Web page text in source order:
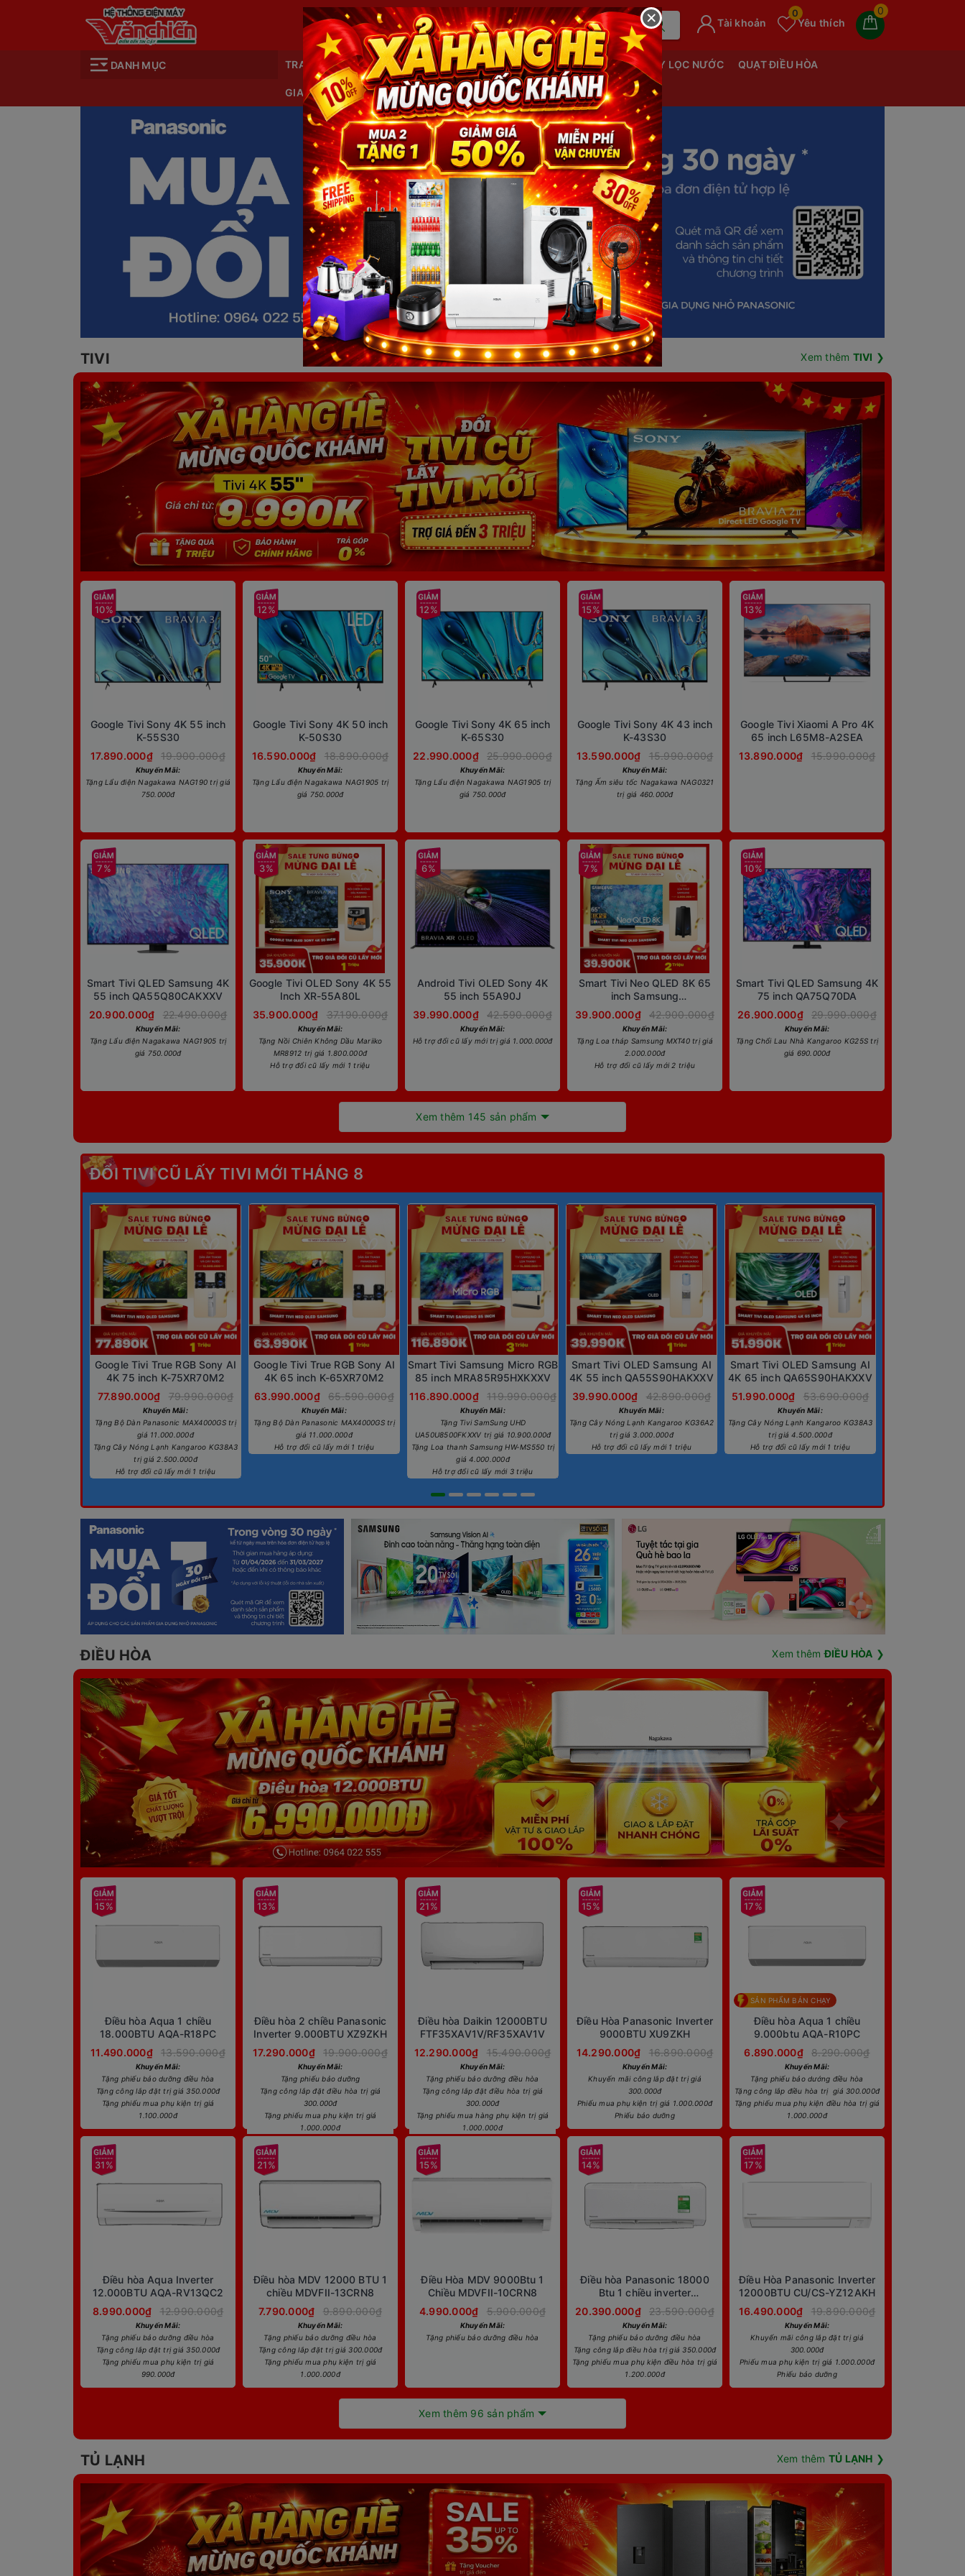
0
Yêu thích
0
Tài khoản
DANH MỤC TRANG CHỦ ĐIỀU HÒA TỦ LẠNH TỦ ĐÔNG TIVI MÁY GIẶT MÁY LỌC NƯỚC QUẠT ĐIỀU HÒA
GIA DỤNG QUẠT MÁY SẤY QUẦN ÁO TIN KHUYẾN MÃI
TIVI Xem thêm TIVI ❯
10%
Google Tivi Sony 4K 55 inch
K-55S30
17.890.000₫
19.900.000₫
Khuyến Mãi:
Tặng Lẩu điện Nagakawa NAG190 trị giá
750.000đ
12%
Google Tivi Sony 4K 50 inch
K-50S30
16.590.000₫
18.890.000₫
Khuyến Mãi:
Tặng Lẩu điện Nagakawa NAG1905 trị
giá 750.000đ
12%
Google Tivi Sony 4K 65 inch
K-65S30
22.990.000₫
25.990.000₫
Khuyến Mãi:
Tặng Lẩu điện Nagakawa NAG1905 trị
giá 750.000đ
15%
Google Tivi Sony 4K 43 inch
K-43S30
13.590.000₫
15.990.000₫
Khuyến Mãi:
Tặng Ấm siêu tốc Nagakawa NAG0321
trị giá 460.000đ
13%
Google Tivi Xiaomi A Pro 4K
65 inch L65M8-A2SEA
13.890.000₫
15.990.000₫
7%
Smart Tivi QLED Samsung 4K
55 inch QA55Q80CAKXXV
20.900.000₫
22.490.000₫
Khuyến Mãi:
Tặng Lẩu điện Nagakawa NAG1905 trị
giá 750.000đ
3%
Google Tivi OLED Sony 4K 55
Inch XR-55A80L
35.900.000₫
37.190.000₫
Khuyến Mãi:
Tặng Nồi Chiên Không Dầu Mariiko
MR8912 trị giá 1.800.000đ
Hỗ trợ đổi cũ lấy mới 1 triệu
6%
Android Tivi OLED Sony 4K
55 inch 55A90J
39.990.000₫
42.590.000₫
Khuyến Mãi:
Hỗ trợ đổi cũ lấy mới trị giá 1.000.000đ
7%
Smart Tivi Neo QLED 8K 65
inch Samsung
QA65QN900AKXXV
39.900.000₫ 42.900.000₫
Khuyến Mãi:
Tặng Loa tháp Samsung MXT40 trị giá
2.000.000đ
Hỗ trợ đổi cũ lấy mới 2 triệu
10%
Smart Tivi QLED Samsung 4K
75 inch QA75Q70DA
26.900.000₫
29.990.000₫
Khuyến Mãi:
Tặng Chổi Lau Nhà Kangaroo KG25S trị
giá 690.000đ
Xem thêm 145 sản phẩm
ĐỔI TIVI CŨ LẤY TIVI MỚI THÁNG 8
Google Tivi True RGB Sony AI
4K 75 inch K-75XR70M2
77.890.000₫
79.990.000₫
Khuyến Mãi:
Tặng Bộ Dàn Panasonic MAX4000GS trị
giá 11.000.000đ
Tặng Cây Nóng Lạnh Kangaroo KG38A3
trị giá 2.500.000đ
Hỗ trợ đổi cũ lấy mới 1 triệu
Google Tivi True RGB Sony AI
4K 65 inch K-65XR70M2
63.990.000₫
65.590.000₫
Khuyến Mãi:
Tặng Bộ Dàn Panasonic MAX4000GS trị
giá 11.000.000đ
Hỗ trợ đổi cũ lấy mới 1 triệu
Smart Tivi Samsung Micro RGB
85 inch MRA85R95HXKXXV
116.890.000₫
119.990.000₫
Khuyến Mãi:
Tặng Tivi SamSung UHD
UA50U8500FKXXV trị giá 10.900.000đ
Tặng Loa thanh Samsung HW-MS550 trị
giá 4.000.000đ
Hỗ trợ đổi cũ lấy mới 3 triệu
Smart Tivi OLED Samsung AI
4K 55 inch QA55S90HAKXXV
39.990.000₫
42.890.000₫
Khuyến Mãi:
Tặng Cây Nóng Lạnh Kangaroo KG36A2
trị giá 3.000.000đ
Hỗ trợ đổi cũ lấy mới 1 triệu
Smart Tivi OLED Samsung AI
4K 65 inch QA65S90HAKXXV
51.990.000₫
53.690.000₫
Khuyến Mãi:
Tặng Cây Nóng Lạnh Kangaroo KG38A3
trị giá 4.500.000đ
Hỗ trợ đổi cũ lấy mới 1 triệu
ĐIỀU HÒA Xem thêmĐIỀU HÒA ❯
15%
Điều hòa Aqua 1 chiều
18.000BTU AQA-R18PC
11.490.000₫
13.590.000₫
Khuyến Mãi:
Tặng phiếu bảo dưỡng điều hòa
Tặng công lắp đặt trị giá 350.000đ
Tặng phiếu mua phụ kiện trị giá
1.100.000đ
13%
Điều hòa 2 chiều Panasonic
Inverter 9.000BTU XZ9ZKH
17.290.000₫
19.900.000₫
Khuyến Mãi:
Tặng phiếu bảo dưỡng
Tặng công lắp đặt điều hòa trị giá
300.000đ
Tặng phiếu mua phụ kiện trị giá
1.000.000đ
21%
Điều hòa Daikin 12000BTU
FTF35XAV1V/RF35XAV1V
12.290.000₫
15.490.000₫
Khuyến Mãi:
Tặng phiếu bảo dưỡng điều hòa
Tặng công lắp đặt điều hòa trị giá
300.000đ
Tặng phiếu mua hàng phụ kiện trị giá
1.000.000đ
15%
Điều Hòa Panasonic Inverter
9000BTU XU9ZKH
14.290.000₫
16.890.000₫
Khuyến Mãi:
Khuyến mãi công lắp đặt trị giá
300.000đ
Phiếu mua phụ kiện trị giá 1.000.000đ
Phiếu bảo dưỡng
17%
SẢN PHẨM BÁN CHẠY
Điều hòa Aqua 1 chiều
9.000btu AQA-R10PC
6.890.000₫
8.290.000₫
Khuyến Mãi:
Tặng phiếu bảo dướng điều hòa
Tặng công lắp điều hòa trị giá 300.000đ
Tặng phiếu mua phụ kiện điều hòa trị giá
1.000.000đ
31%
Điều hòa Aqua Inverter
12.000BTU AQA-RV13QC2
8.990.000₫
12.990.000₫
Khuyến Mãi:
Tặng phiếu bảo dưỡng điều hòa
Tặng công lắp đặt trị giá 350.000đ
Tặng phiếu mua phụ kiện trị giá
990.000đ
21%
Điều hòa MDV 12000 BTU 1
chiều MDVFII-13CRN8
7.790.000₫
9.890.000₫
Khuyến Mãi:
Tặng phiếu bảo dưỡng điều hòa
Tặng công lắp đặt trị giá 300.000đ
Tặng phiếu mua phụ kiện trị giá
1.000.000đ
15%
Điều Hòa MDV 9000Btu 1
Chiều MDVFII-10CRN8
4.990.000₫
5.900.000₫
Khuyến Mãi:
Tặng phiếu bảo dưỡng điều hòa
14%
Điều hòa Panasonic 18000
Btu 1 chiều inverter
RU18AKH-8
20.390.000₫ 23.590.000₫
Khuyến Mãi:
Tặng phiếu bảo dưỡng điều hòa
Tặng công lắp điều hòa trị giá 350.000đ
Tặng phiếu mua phụ kiện điều hòa trị giá
1.200.000đ
17%
Điều Hòa Panasonic Inverter
12000BTU CU/CS-YZ12AKH
16.490.000₫
19.890.000₫
Khuyến Mãi:
Khuyến mãi công lắp đặt trị giá
300.000đ
Phiếu mua phụ kiện trị giá 1.000.000đ
Phiếu bảo dưỡng
Xem thêm 96 sản phẩm
TỦ LẠNH Xem thêm TỦ LẠNH ❯
×